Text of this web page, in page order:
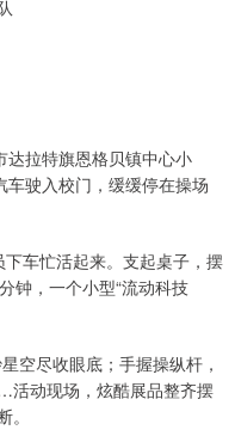
拉特旗恩格贝镇中心小
车驶入校门，缓缓停在操场
车忙活起来。支起桌子，摆
钟，一个小型“流动科技
空尽收眼底；手握操纵杆，
动现场，炫酷展品整齐摆